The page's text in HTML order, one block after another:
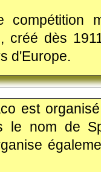
compétition
créé dès
d'Europe.
est
le nom de